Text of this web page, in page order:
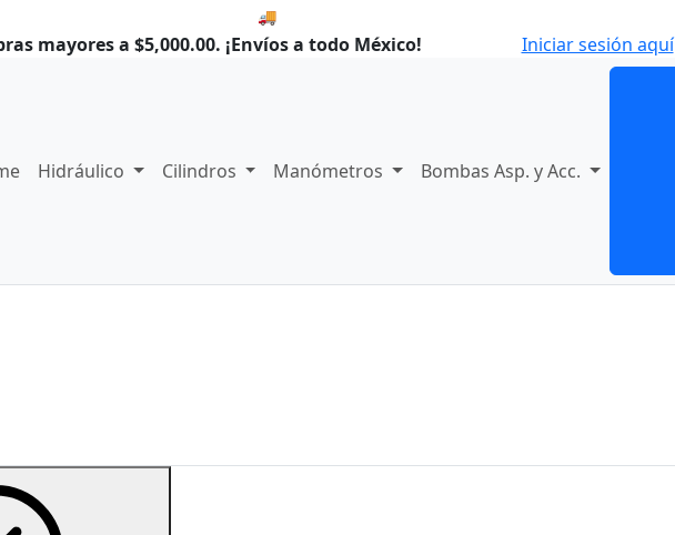
🚚 Envío el Lunes, 10 de agosto si compras hoy.
mayores a $5,000.00. ¡Envíos a todo México! Iniciar sesión aquí
Hidráulico Cilindros Manómetros Bombas Asp. y Acc.